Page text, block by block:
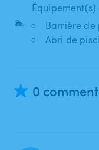
🏊
Équipement(s)
Barrière de
Abri de
0